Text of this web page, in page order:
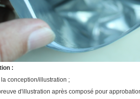
:
conception/illustration ;
d'illustration après composé pour